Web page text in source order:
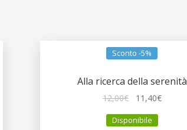
Sconto -5%
Alla ricerca della serenità
12,00€
originale
11,40€Il
Disponibile